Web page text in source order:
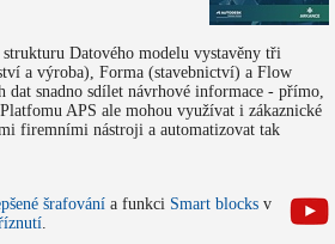
Datového modelu vystavěny tři
a výroba), Forma (stavebnictví) a Flow
snadno sdílet návrhové informace - přímo,
APS ale mohou využívat i zákaznické
firemními nástroji a automatizovat tak
šrafovánía funkci Smart blocksv
.